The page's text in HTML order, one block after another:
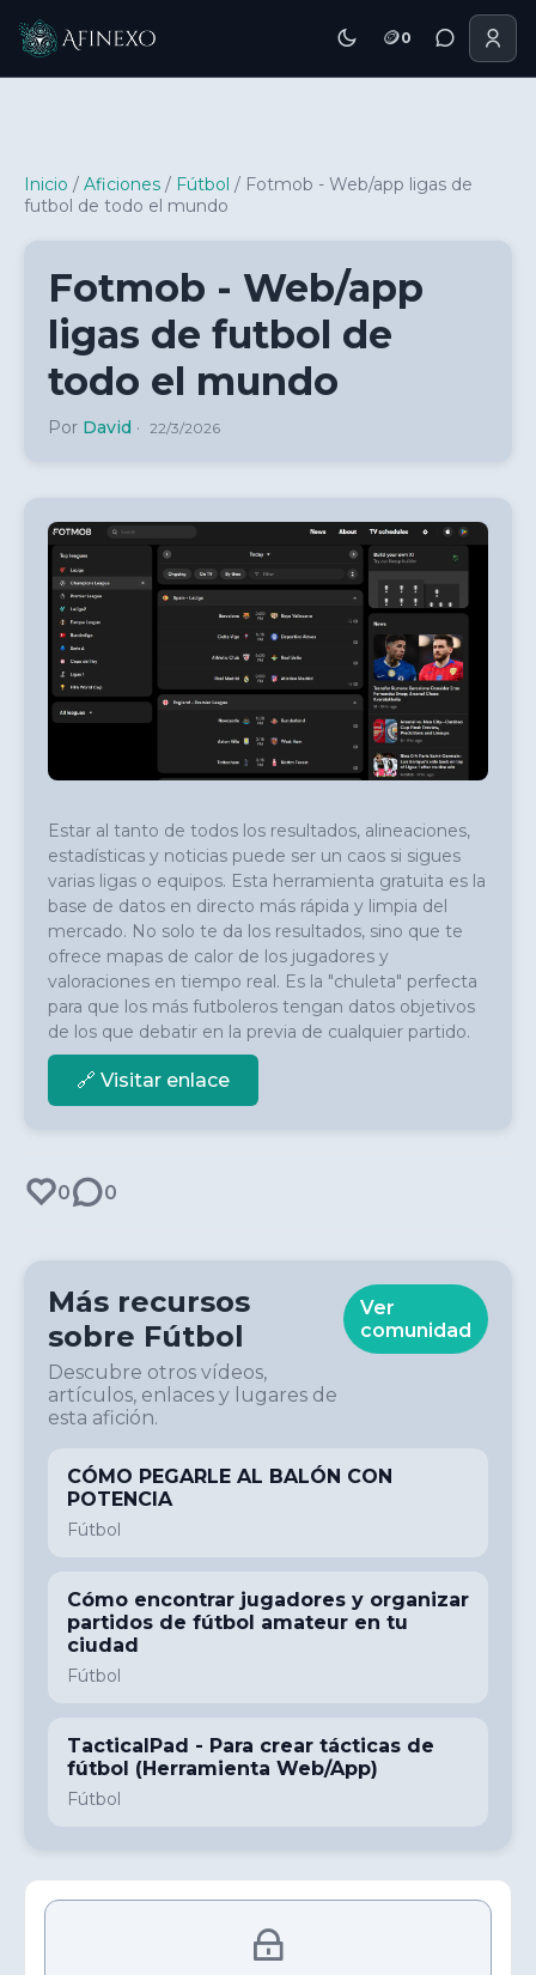
Inicio Afinexo 🪙0
Inicio / Aficiones / Fútbol / Fotmob - Web/app ligas de
futbol de todo el mundo
Fotmob - Web/app
ligas de futbol de
todo el mundo
Por David · 22/3/2026
Estar al tanto de todos los resultados, alineaciones,
estadísticas y noticias puede ser un caos si sigues
varias ligas o equipos. Esta herramienta gratuita es la
base de datos en directo más rápida y limpia del
mercado. No solo te da los resultados, sino que te
ofrece mapas de calor de los jugadores y
valoraciones en tiempo real. Es la "chuleta" perfecta
para que los más futboleros tengan datos objetivos
de los que debatir en la previa de cualquier partido.
🔗 Visitar enlace
0 0
Más recursos
sobre Fútbol
Descubre otros vídeos,
artículos, enlaces y lugares de
esta afición.
Ver
comunidad
CÓMO PEGARLE AL BALÓN CON
POTENCIA
Fútbol
Cómo encontrar jugadores y organizar
partidos de fútbol amateur en tu
ciudad
Fútbol
TacticalPad - Para crear tácticas de
fútbol (Herramienta Web/App)
Fútbol